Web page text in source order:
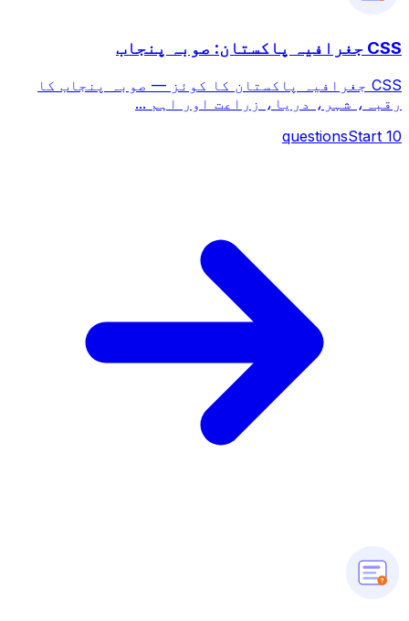
CSS جغرافیہ پاکستان: صوبہ پنجاب
CSS جغرافیہ پاکستان کا کوئز — صوبہ پنجاب کا
رقبہ، شہر، دریا، زراعت اور اہم ...
10
questionsStart
?